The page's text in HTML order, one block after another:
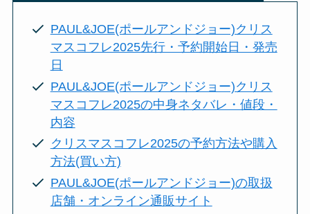
PAUL&JOE(ポールアンドジョー)クリス
マスコフレ2025先行・予約開始日・発売
日
PAUL&JOE(ポールアンドジョー)クリス
マスコフレ2025の中身ネタバレ・値段・
内容
クリスマスコフレ2025の予約方法や購入
方法(買い方)
PAUL&JOE(ポールアンドジョー)の取扱
店舗・オンライン通販サイト